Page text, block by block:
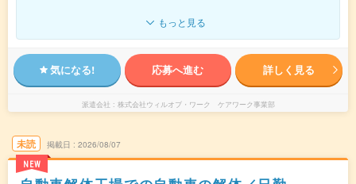
もっと見る
気になる! 応募へ進む 詳しく見る
派遣会社 株式会社ウィルオブ・ワーク ケアワーク事業部
未読
NEW
掲載日 2026/08/07